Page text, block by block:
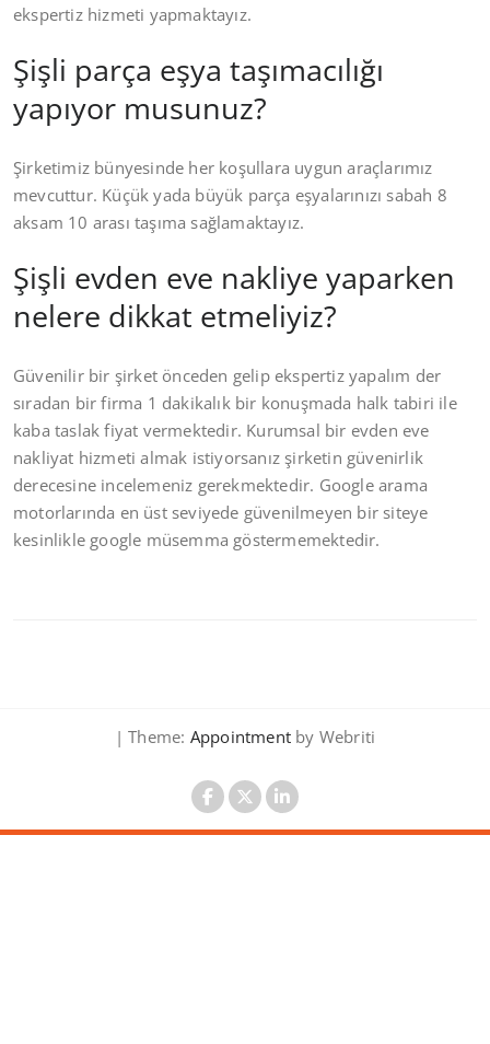
ekspertiz hizmeti yapmaktayız.
Şişli parça eşya taşımacılığı
yapıyor musunuz?
Şirketimiz bünyesinde her koşullara uygun araçlarımız
mevcuttur. Küçük yada büyük parça eşyalarınızı sabah 8
aksam 10 arası taşıma sağlamaktayız.
Şişli evden eve nakliye yaparken
nelere dikkat etmeliyiz?
Güvenilir bir şirket önceden gelip ekspertiz yapalım der
sıradan bir firma 1 dakikalık bir konuşmada halk tabiri ile
kaba taslak fiyat vermektedir. Kurumsal bir evden eve
nakliyat hizmeti almak istiyorsanız şirketin güvenirlik
derecesine incelemeniz gerekmektedir. Google arama
motorlarında en üst seviyede güvenilmeyen bir siteye
kesinlikle google müsemma göstermemektedir.
| Theme: Appointmentby Webriti